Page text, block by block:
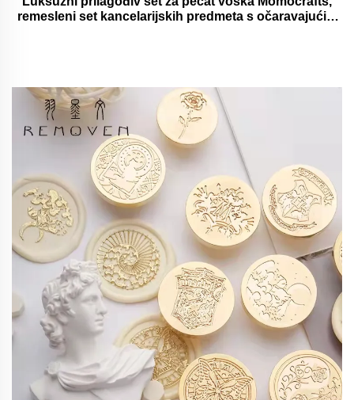
remesleni set kancelarijskih predmeta s očaravajućim